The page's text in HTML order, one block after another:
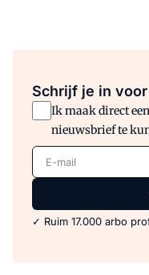
Schrijf je in
Ik maak direct
nieuwsbrief te
E-mail
✓ Ruim 17.000 arbo